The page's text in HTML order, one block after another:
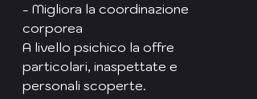
- Migliora la coordinazione
corporea
A livello psichico la offre
particolari, inaspettate e
personali scoperte.